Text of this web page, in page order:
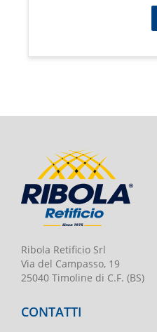
Ribola Retificio Srl
Via del Campasso, 19
25040 Timoline di C.F. (BS)
CONTATTI